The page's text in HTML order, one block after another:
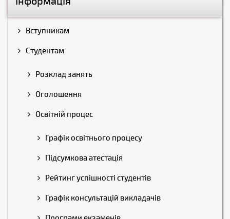
Вступникам
Студентам
Розклад занять
Оголошення
Освітній процес
Графік освітнього процесу
Підсумкова атестація
Рейтинг успішності студентів
Графік консультацій викладачів